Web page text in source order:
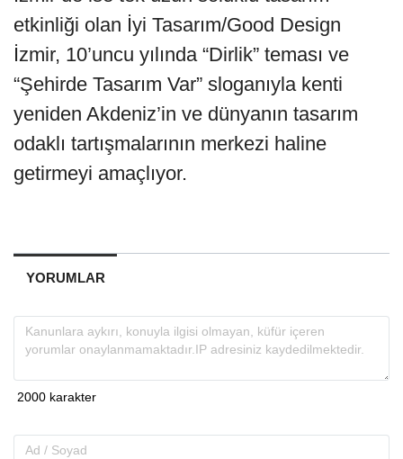
etkinliği olan İyi Tasarım/Good Design
İzmir, 10’uncu yılında “Dirlik” teması ve
“Şehirde Tasarım Var” sloganıyla kenti
yeniden Akdeniz’in ve dünyanın tasarım
odaklı tartışmalarının merkezi haline
getirmeyi amaçlıyor.
YORUMLAR